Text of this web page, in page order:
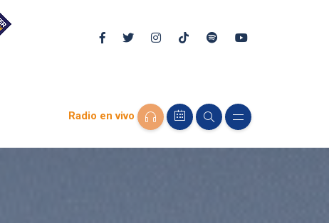
Radio en vivo